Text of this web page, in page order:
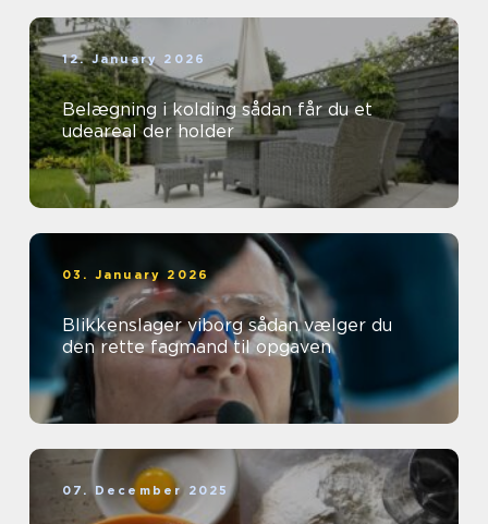
12. January 2026
Belægning i kolding sådan får du et
udeareal der holder
03. January 2026
Blikkenslager viborg sådan vælger du
den rette fagmand til opgaven
07. December 2025